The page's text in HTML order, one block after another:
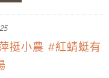
挺小農 #紅蜻蜓有